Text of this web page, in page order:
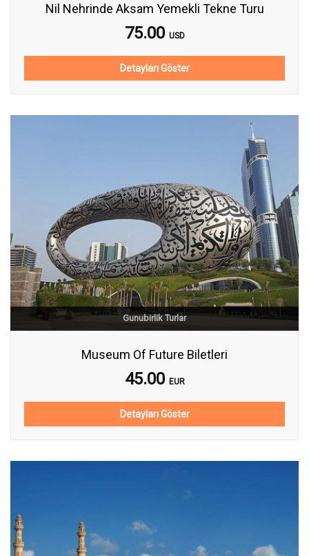
Nil Nehrinde Aksam Yemekli Tekne Turu
75.00 USD
Detayları Göster
Gunubirlik Turlar
Museum Of Future Biletleri
45.00 EUR
Detayları Göster